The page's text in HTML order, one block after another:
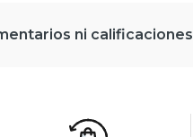
ni calificaciones